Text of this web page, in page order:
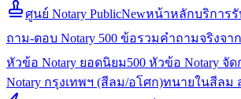
ศูนย์ Notary PublicNewหน้าหลักบริการ
ถาม-ตอบ Notary 500 ข้อรวมคำถามจริงจา
หัวข้อ Notary ยอดนิยม500 หัวข้อ Notary จั
Notary กรุงเทพฯ (สีลม/อโศก)ทนายในสีลม